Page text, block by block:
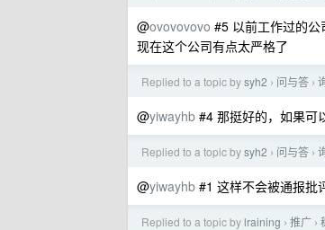
@ovovovovo #5 以前工作过的公
现在这个公司有点太严格了
Replied to a topic bysyh2 › 问与答 ›
@yiwayhb #4 那挺好的，如果可
Replied to a topic bysyh2 › 问与答 ›
@yiwayhb #1 这样不会被通报批
Replied to a topic by lraining › 推广 ›